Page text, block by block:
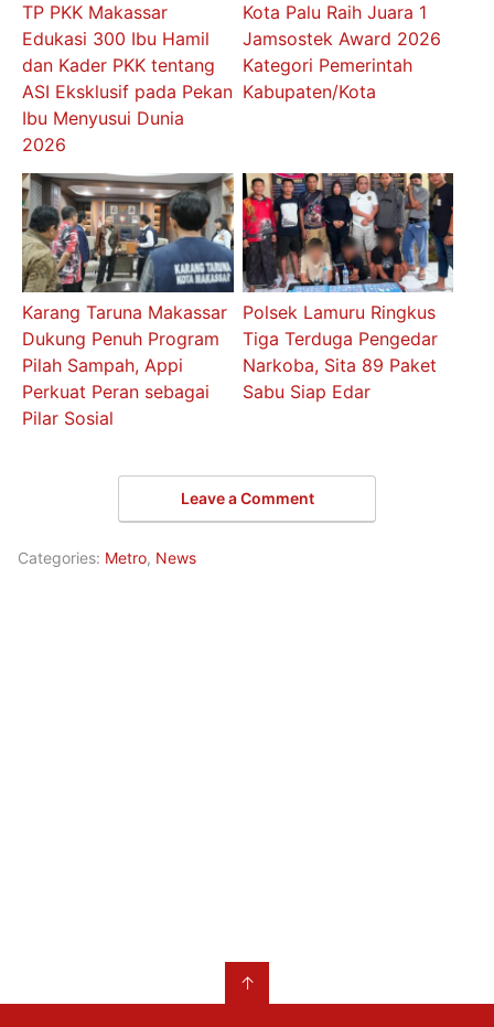
TP PKK Makassar
Edukasi 300 Ibu Hamil
dan Kader PKK tentang
ASI Eksklusif pada Pekan
Ibu Menyusui Dunia
2026
Kota Palu Raih Juara 1
Jamsostek Award 2026
Kategori Pemerintah
Kabupaten/Kota
Karang Taruna Makassar
Dukung Penuh Program
Pilah Sampah, Appi
Perkuat Peran sebagai
Pilar Sosial
Polsek Lamuru Ringkus
Tiga Terduga Pengedar
Narkoba, Sita 89 Paket
Sabu Siap Edar
Leave a Comment
Categories: Metro, News
↑